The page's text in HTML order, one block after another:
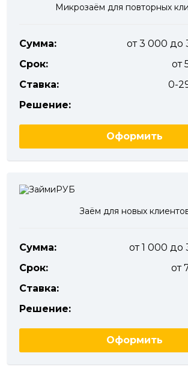
Микрозаём для повторных
Сумма:
от 3 000 до
Срок:
от
Ставка:
0-
Решение:
Оформить
Заём для новых
Сумма:
от 1 000 до
Срок:
от
Ставка:
Решение:
Оформить